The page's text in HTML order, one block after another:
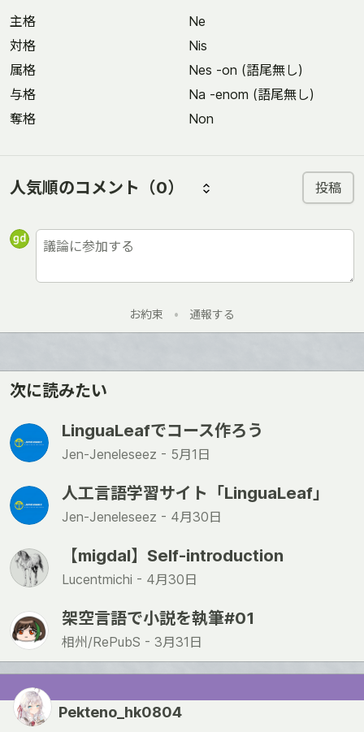
主格
対格
属格
与格
奪格
Ne
Nis
Nes -on (語尾無し)
Na -enom (語尾無し)
Non
人気順のコメント （0） 投稿
お約束 • 通報する
次に読みたい
LinguaLeafでコース作ろう
Jen-Jeneleseez - 5月1日
人工言語学習サイト「LinguaLeaf」
Jen-Jeneleseez - 4月30日
【migdal】Self-introduction
Lucentmichi - 4月30日
架空言語で小説を執筆#01
相州/RePubS - 3月31日
Pekteno_hk0804